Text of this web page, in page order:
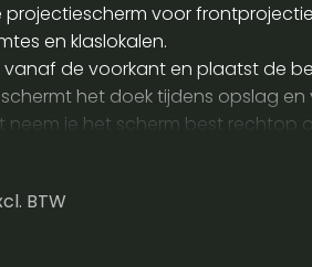
projectiescherm voor
en klaslokalen.
de voorkant en plaatst de
het doek tijdens opslag
neem je het scherm best
of het scherm stabiel
BTW